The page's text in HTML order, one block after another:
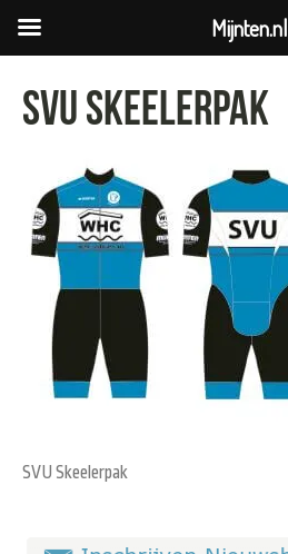
SVU Skeelerpak
SVU Skeelerpak
Mijnten.nl